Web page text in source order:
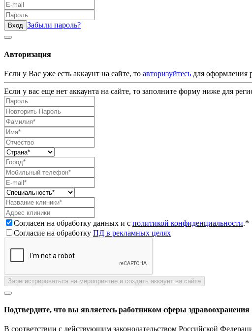
Вход Забыли пароль?
Авторизация
Если у Вас уже есть аккаунт на сайте, то авторизуйтесь для оформления
Если у вас еще нет аккаунта на сайте, то заполните форму ниже для
Согласен на обработку данных и с политикой конфиденциальности.*
Согласие на обработку ПД в рекламных целях
Зарегистрироваться на мероприятие и создать аккаунт на сайте
Подтвердите, что вы являетесь работником сферы здравоохранения
В соответствии с действующим законодательством Российской